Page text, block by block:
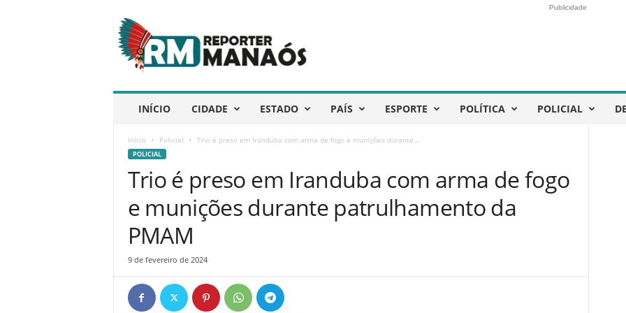
e
p
ó
Publicidade
INÍCIO CIDADE ESTADO PAÍS ESPORTE POLÍTICA POLICIAL
Início Policial Trio é preso em Iranduba com arma de fogo e munições durante...
POLICIAL
Trio é preso em Iranduba com arma de fogo
e munições durante patrulhamento da
PMAM
9 de fevereiro de 2024